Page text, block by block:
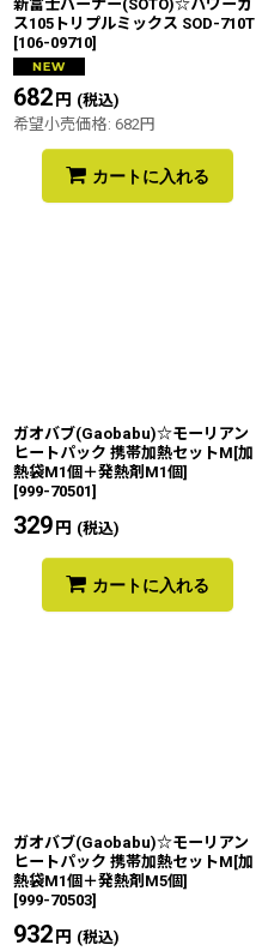
新富士バーナー(SOTO)☆パワーガ
ス105トリプルミックス SOD-710T
[106-09710]
682円 (税込)
希望小売価格: 682円
カートに入れる
ガオバブ(Gaobabu)☆モーリアン
ヒートパック 携帯加熱セットM[加
熱袋M1個＋発熱剤M1個]
[999-70501]
329円 (税込)
カートに入れる
ガオバブ(Gaobabu)☆モーリアン
ヒートパック 携帯加熱セットM[加
熱袋M1個＋発熱剤M5個]
[999-70503]
932円 (税込)